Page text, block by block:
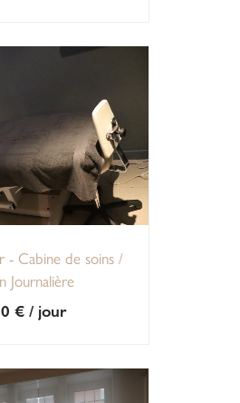
- Cabine de soins /
Journalière
€ / jour